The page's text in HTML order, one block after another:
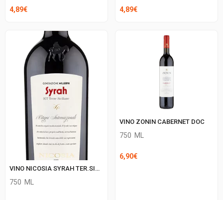
4,89€ 4,89€
VINO NICOSIA SYRAH TER.SICILIA IGT
750 ML
VINO ZONIN CABERNET DOC
750 ML
6,90€